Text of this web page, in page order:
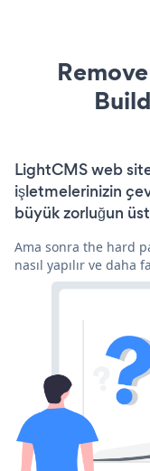
LightCMS web
işletmelerinizin
büyük zorluğun
Ama sonra the hard
nasıl yapılır ve daha